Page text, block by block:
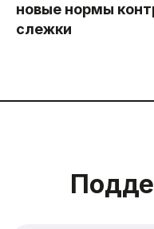
новые нормы
слежки